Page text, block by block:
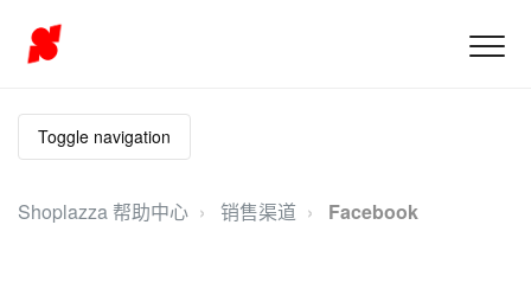
Toggle navigation
Shoplazza 帮助中心 销售渠道 Facebook